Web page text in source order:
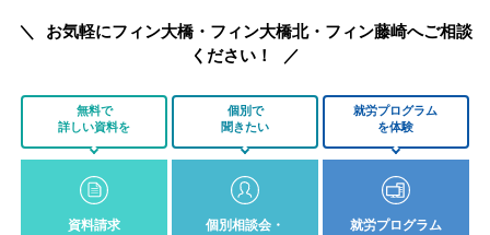
お気軽にフィン大橋・フィン大橋北・フィン藤崎へご相談
ください！
無料で
詳しい資料を
資料請求
個別で
聞きたい
個別相談会・
就労プログラム
を体験
就労プログラム